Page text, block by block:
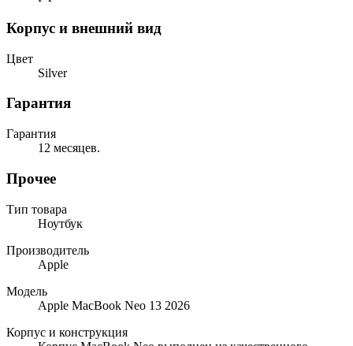
Корпус и внешний вид
Цвет
Silver
Гарантия
Гарантия
12 месяцев.
Прочее
Тип товара
Ноутбук
Производитель
Apple
Модель
Apple MacBook Neo 13 2026
Корпус и конструкция